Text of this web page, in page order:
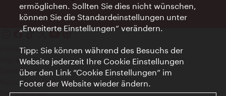
Kontakt
Impressum
Datenschutz
Nutzungsbedingungen
Barrierefreiheit
ermöglichen. Sollten Sie dies nicht wünschen,
können Sie die Standardeinstellungen unter
„Erweiterte Einstellungen“ verändern.
Tipp: Sie können während des Besuchs der
Website jederzeit Ihre Cookie Einstellungen
über den Link “Cookie Einstellungen” im
Footer der Website wieder ändern.